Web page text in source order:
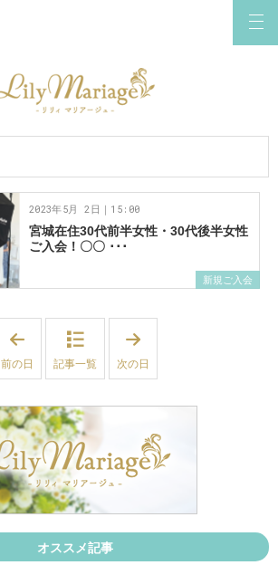
新規ご入会
宮城在住30代前半女性・30代後半女性
ご入会！〇〇 ･･･
2023年5月 2日｜15:00
3
4
月
2
5
日
」
前の日 記事一覧
3
5
8
日
」
次の日
オススメ記事